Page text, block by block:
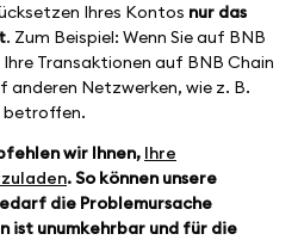
Ihres Kontos nur das
. Zum Beispiel: Wenn Sie auf BNB
Transaktionen auf BNB Chain
Netzwerken, wie z. B.
betroffen.
wir Ihnen, Ihre
. So können unsere
die Problemursache
ist unumkehrbar und für die